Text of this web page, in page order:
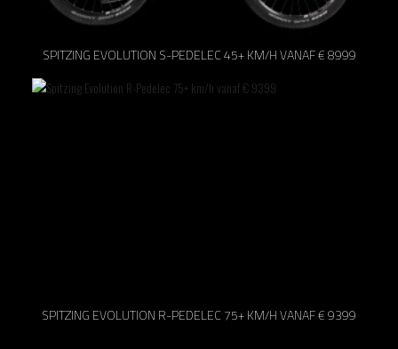
SPITZING EVOLUTION S-PEDELEC 45+ KM/H VANAF € 8999
SPITZING EVOLUTION R-PEDELEC 75+ KM/H VANAF € 9399